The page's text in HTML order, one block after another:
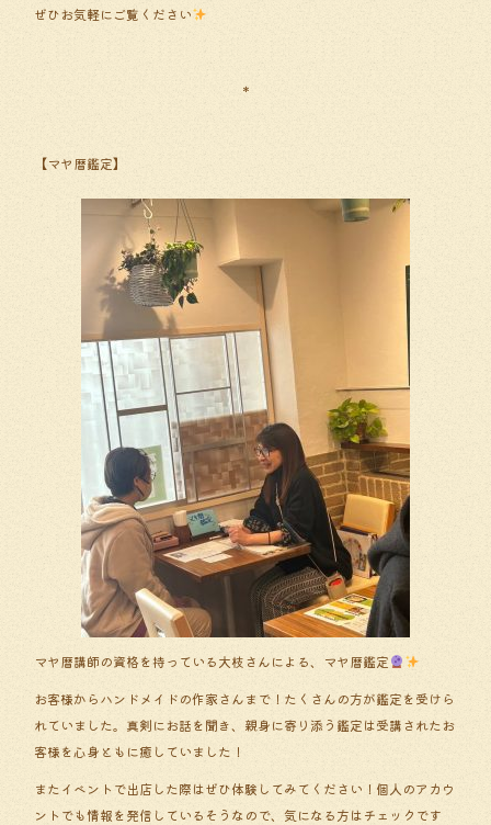
ぜひお気軽にご覧ください
＊
【マヤ暦鑑定】
マヤ暦講師の資格を持っている大枝さんによる、マヤ暦鑑定
お客様からハンドメイドの作家さんまで！たくさんの方が鑑定を受けら
れていました。真剣にお話を聞き、親身に寄り添う鑑定は受講されたお
客様を心身ともに癒していました！
またイベントで出店した際はぜひ体験してみてください！個人のアカウ
ントでも情報を発信しているそうなので、気になる方はチェックです